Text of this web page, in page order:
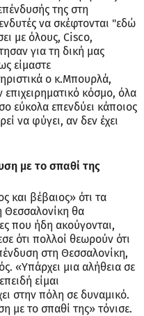
της στη
να σκέφτονται "εδώ
με όλους, Cisco,
για τη δική μας
είμαστε
ο κ.Μπουρλά,
επιχειρηματικό κόσμο, όλα
εύκολα επενδύει κάποιος
να φύγει, αν δεν έχει
με το σπαθί της
και βέβαιος» ότι τα
Θεσσαλονίκη θα
που ήδη ακούγονται,
ότι πολλοί θεωρούν ότι
στη Θεσσαλονίκη,
«Υπάρχει μια αλήθεια σε
είμαι
στην πόλη σε δυναμικό.
με το σπαθί της» τόνισε.